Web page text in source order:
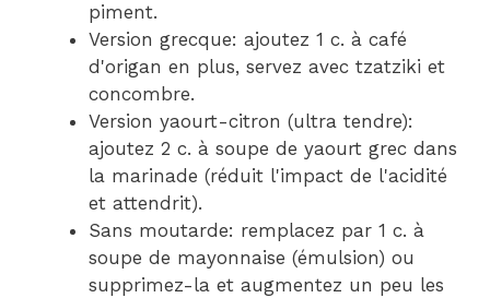
piment.
Version grecque: ajoutez 1 c. à café
d'origan en plus, servez avec tzatziki et
concombre.
Version yaourt-citron (ultra tendre):
ajoutez 2 c. à soupe de yaourt grec dans
la marinade (réduit l'impact de l'acidité
et attendrit).
Sans moutarde: remplacez par 1 c. à
soupe de mayonnaise (émulsion) ou
supprimez-la et augmentez un peu les